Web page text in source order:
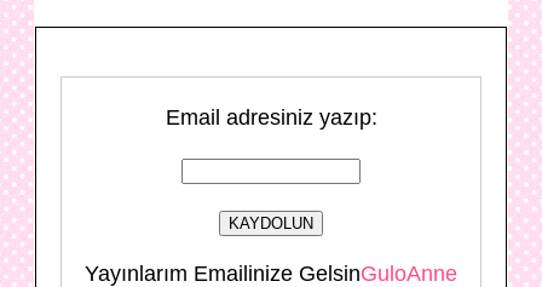
Email adresiniz yazıp:
Yayınlarım Emailinize GelsinGuloAnne